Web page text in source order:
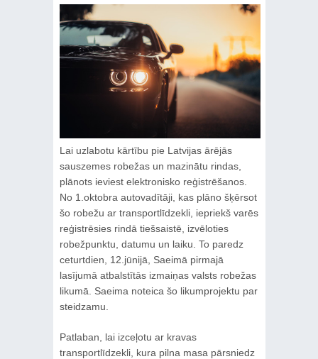
Lai uzlabotu kārtību pie Latvijas ārējās
sauszemes robežas un mazinātu rindas,
plānots ieviest elektronisko reģistrēšanos.
No 1.oktobra autovadītāji, kas plāno šķērsot
šo robežu ar transportlīdzekli, iepriekš varēs
reģistrēsies rindā tiešsaistē, izvēloties
robežpunktu, datumu un laiku. To paredz
ceturtdien, 12.jūnijā, Saeimā pirmajā
lasījumā atbalstītās izmaiņas valsts robežas
likumā. Saeima noteica šo likumprojektu par
steidzamu.
Patlaban, lai izceļotu ar kravas
transportlīdzekli, kura pilna masa pārsniedz